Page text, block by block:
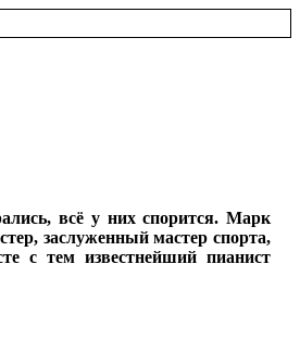
всё у них спорится. Марк
заслуженный мастер спорта,
с тем известнейший пианист